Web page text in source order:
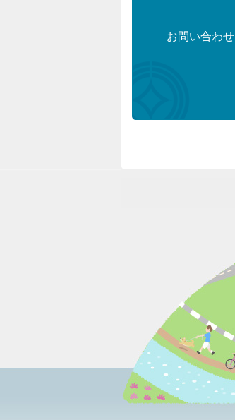
お問い合わせ